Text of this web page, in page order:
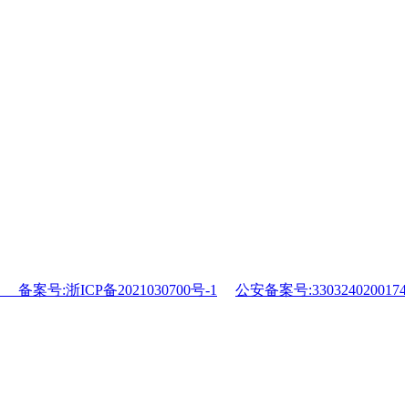
备案号:浙ICP备2021030700号-1 公安备案号